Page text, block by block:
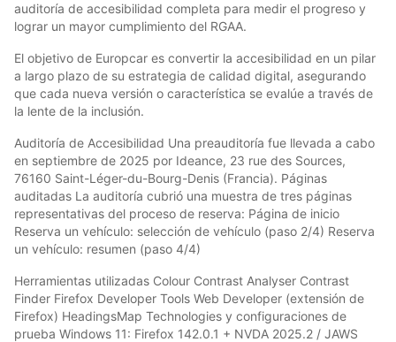
auditoría de accesibilidad completa para medir el progreso y
lograr un mayor cumplimiento del RGAA.
El objetivo de Europcar es convertir la accesibilidad en un pilar
a largo plazo de su estrategia de calidad digital, asegurando
que cada nueva versión o característica se evalúe a través de
la lente de la inclusión.
Auditoría de Accesibilidad Una preauditoría fue llevada a cabo
en septiembre de 2025 por Ideance, 23 rue des Sources,
76160 Saint-Léger-du-Bourg-Denis (Francia). Páginas
auditadas La auditoría cubrió una muestra de tres páginas
representativas del proceso de reserva: Página de inicio
Reserva un vehículo: selección de vehículo (paso 2/4) Reserva
un vehículo: resumen (paso 4/4)
Herramientas utilizadas Colour Contrast Analyser Contrast
Finder Firefox Developer Tools Web Developer (extensión de
Firefox) HeadingsMap Technologies y configuraciones de
prueba Windows 11: Firefox 142.0.1 + NVDA 2025.2 / JAWS